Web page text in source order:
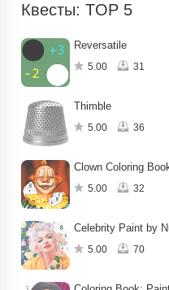
Квесты: TOP 5
Reversatile
5.00 31
Thimble
5.00 36
Clown Coloring
5.00 32
Celebrity Paint by
5.00 70